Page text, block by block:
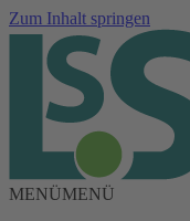
Zum Inhalt springen
MENÜMENÜ